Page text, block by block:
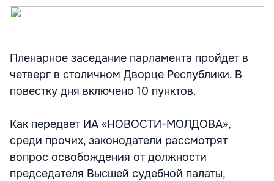
Пленарное заседание парламента пройдет в
четверг в столичном Дворце Республики. В
повестку дня включено 10 пунктов.
Как передает ИА «НОВОСТИ-МОЛДОВА»,
среди прочих, законодатели рассмотрят
вопрос освобождения от должности
председателя Высшей судебной палаты,